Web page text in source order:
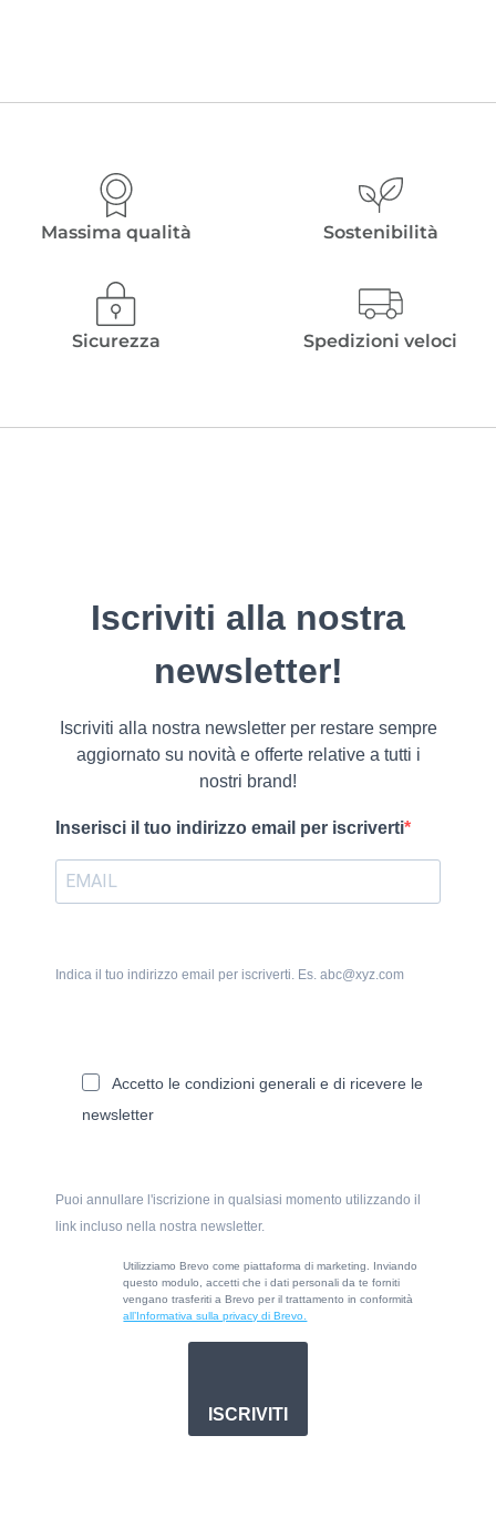
Massima qualità Sostenibilità
Sicurezza Spedizioni veloci
Iscriviti alla nostra
newsletter!
Iscriviti alla nostra newsletter per restare sempre
aggiornato su novità e offerte relative a tutti i
nostri brand!
Inserisci il tuo indirizzo email per iscriverti
Indica il tuo indirizzo email per iscriverti. Es. abc@xyz.com
Accetto le condizioni generali e di ricevere le
newsletter
Puoi annullare l'iscrizione in qualsiasi momento utilizzando il
link incluso nella nostra newsletter.
Utilizziamo Brevo come piattaforma di marketing. Inviando
questo modulo, accetti che i dati personali da te forniti
vengano trasferiti a Brevo per il trattamento in conformità
all’Informativa sulla privacy di Brevo.
ISCRIVITI